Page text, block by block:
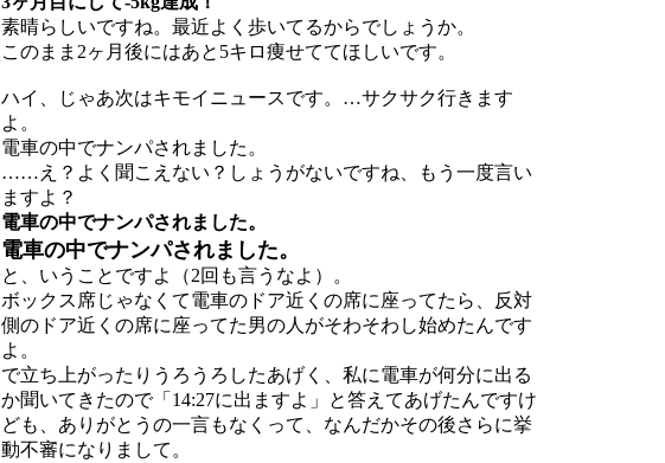
素晴らしいですね。最近よく歩いてるからでしょうか。
このまま2ヶ月後にはあと5キロ痩せててほしいです。
ハイ、じゃあ次はキモイニュースです。…サクサク行きます
よ。
電車の中でナンパされました。
……え？よく聞こえない？しょうがないですね、もう一度言い
ますよ？
電車の中でナンパされました。
電車の中でナンパされました。
と、いうことですよ（2回も言うなよ）。
ボックス席じゃなくて電車のドア近くの席に座ってたら、反対
側のドア近くの席に座ってた男の人がそわそわし始めたんです
よ。
で立ち上がったりうろうろしたあげく、私に電車が何分に出る
か聞いてきたので「14:27に出ますよ」と答えてあげたんですけ
ども、ありがとうの一言もなくって、なんだかその後さらに挙
動不審になりまして。